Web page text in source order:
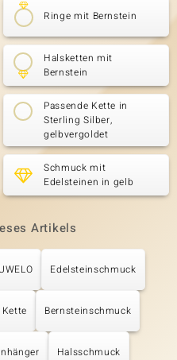
Ringe mit Bernstein
Halsketten mit
Bernstein
Passende Kette in
Sterling Silber,
gelbvergoldet
Schmuck mit
Edelsteinen in gelb
Artikels
Edelsteinschmuck
Bernsteinschmuck
Halsschmuck